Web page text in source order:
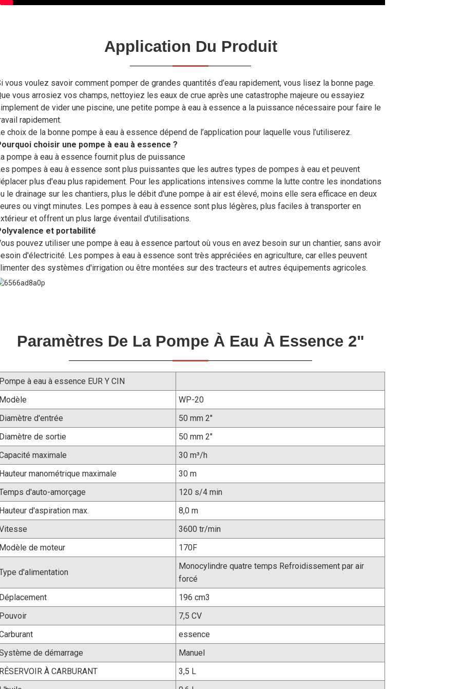
Application Du Produit
vous voulez savoir comment pomper de grandes quantités d’eau rapidement, vous lisez la bonne page.
vous arrosiez vos champs, nettoyiez les eaux de crue après une catastrophe majeure ou essayiez
de vider une piscine, une petite pompe à eau à essence a la puissance nécessaire pour faire le
rapidement.
choix de la bonne pompe à eau à essence dépend de l’application pour laquelle vous l’utiliserez.
choisir une pompe à eau à essence ?
pompe à eau à essence fournit plus de puissance
pompes à eau à essence sont plus puissantes que les autres types de pompes à eau et peuvent
plus d'eau plus rapidement. Pour les applications intensives comme la lutte contre les inondations
le drainage sur les chantiers, plus le débit d'une pompe à air est élevé, moins elle sera efficace en deux
ou vingt minutes. Les pompes à eau à essence sont plus légères, plus faciles à transporter en
et offrent un plus large éventail d'utilisations.
et portabilité
pouvez utiliser une pompe à eau à essence partout où vous en avez besoin sur un chantier, sans avoir
d'électricité. Les pompes à eau à essence sont très appréciées en agriculture, car elles peuvent
des systèmes d'irrigation ou être montées sur des tracteurs et autres équipements agricoles.
Paramètres De La Pompe À Eau À Essence 2"
Pompe à eau à essence EUR Y CIN
Modèle
WP-20
Diamètre d'entrée
50 mm 2"
Diamètre de sortie
50 mm 2"
maximale
30 m³/h
Hauteur manométrique maximale
30 m
d'auto-amorçage
120 s/4 min
Hauteur d'aspiration max.
8,0 m
3600 tr/min
Modèle de moteur
170F
d'alimentation
Monocylindre quatre temps Refroidissement par air
forcé
Déplacement
196 cm3
Pouvoir
7,5 CV
essence
de démarrage
Manuel
RÉSERVOIR À CARBURANT
3,5 L